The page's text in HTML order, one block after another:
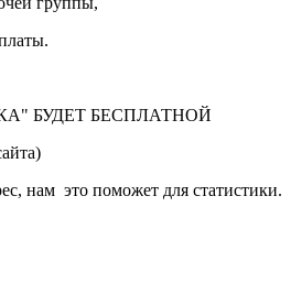
БУДЕТ БЕСПЛАТНОЙ
нам это поможет для статистики.